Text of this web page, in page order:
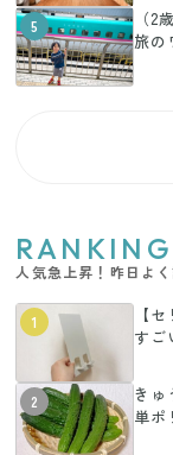
5
（2
旅の
RANKING
人気急上昇！昨日よ
1
【
すご
2
きゅ
単ポ